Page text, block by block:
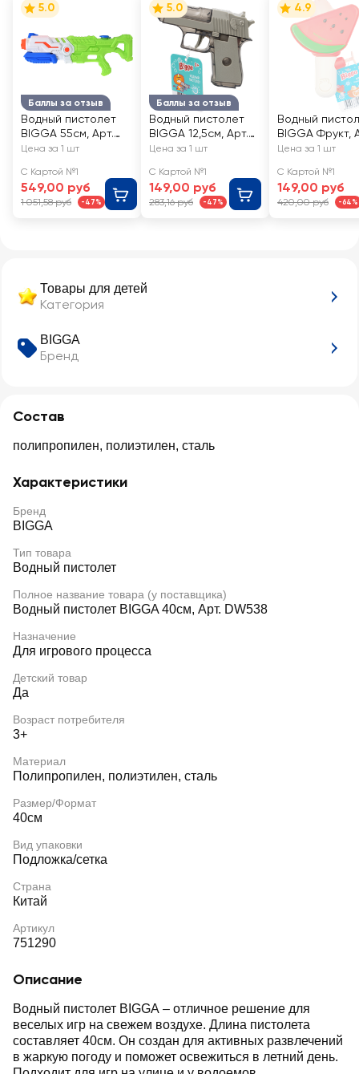
Товары для детей
Категория
BIGGA
Бренд
Состав
полипропилен, полиэтилен, сталь
Характеристики
Бренд
BIGGA
Тип товара
Водный пистолет
Полное название товара (у поставщика)
Водный пистолет BIGGA 40см, Арт. DW538
Назначение
Для игрового процесса
Детский товар
Да
Возраст потребителя
3+
Материал
Полипропилен, полиэтилен, сталь
Размер/Формат
40см
Вид упаковки
Подложка/сетка
Страна
Китай
Артикул
751290
Описание
Водный пистолет BIGGA – отличное решение для
веселых игр на свежем воздухе. Длина пистолета
составляет 40см. Он создан для активных развлечений
в жаркую погоду и поможет освежиться в летний день.
Баллы за отзыв
5.0
Водный пистолет
BIGGA 55см, Арт.
1025
Цена за 1 шт
С Картой №1
549,00 руб
1 051,58 руб -47%
Баллы за отзыв
5.0
Водный пистолет
BIGGA 12,5см, Арт.
RU511004
Цена за 1 шт
С Картой №1
149,00 руб
283,16 руб -47%
4.9
Водный
BIGGA Фрукт,
RU172
Цена за 1 шт
С Картой №1
149,00 руб
420,00 руб -64%